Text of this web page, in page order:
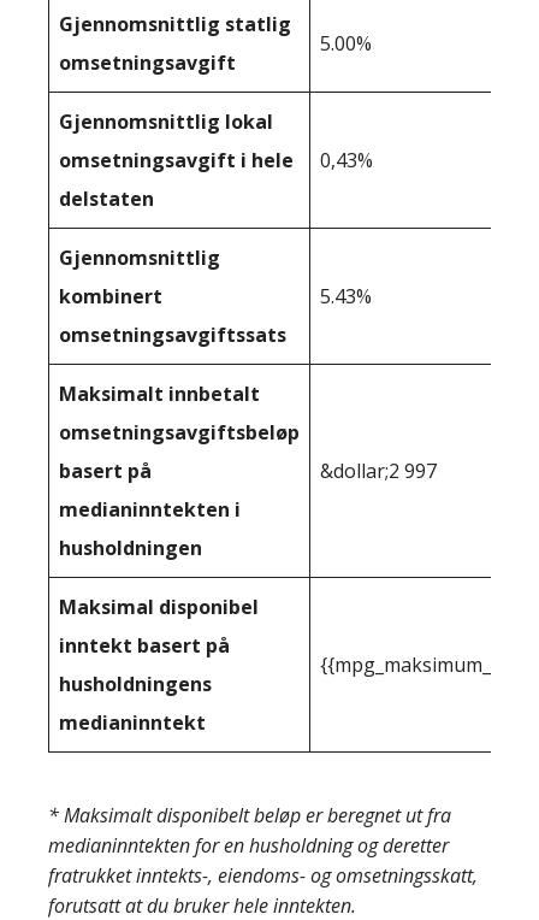
Gjennomsnittlig statlig
omsetningsavgift
5.00%
Gjennomsnittlig lokal
omsetningsavgift i hele
delstaten
0,43%
Gjennomsnittlig
kombinert
omsetningsavgiftssats
5.43%
Maksimalt innbetalt
omsetningsavgiftsbeløp
basert på
medianinntekten i
husholdningen
&dollar;2 997
Maksimal disponibel
inntekt basert på
husholdningens
medianinntekt
* Maksimalt disponibelt beløp er beregnet ut fra
medianinntekten for en husholdning og deretter
fratrukket inntekts-, eiendoms- og omsetningsskatt,
forutsatt at du bruker hele inntekten.